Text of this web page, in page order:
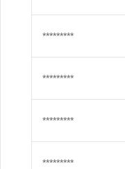
*********
*********
*********
*********